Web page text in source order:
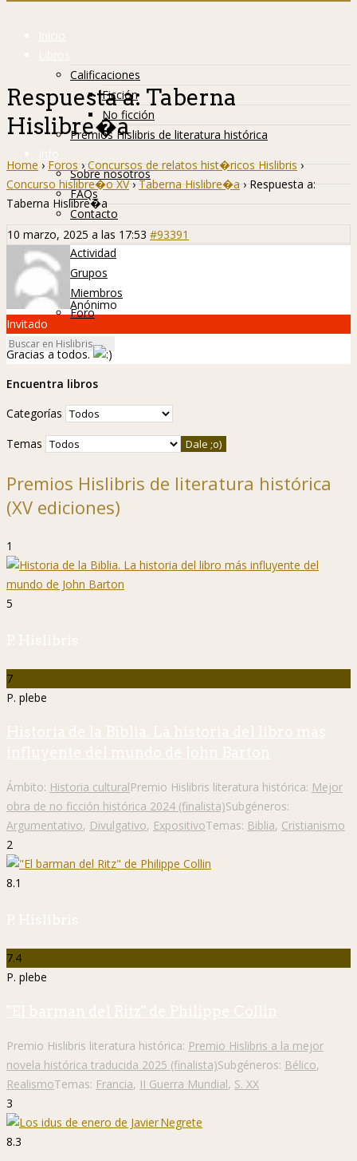
Inicio
Libros
Calificaciones
Ficción
No ficción
Premios Hislibris de literatura histórica
Info
Sobre nosotros
FAQs
Contacto
Hislibreños
Actividad
Grupos
Miembros
Foro
Respuesta a: Taberna
Hislibre�a
Home › Foros › Concursos de relatos hist�ricos Hislibris ›
Concurso hislibre�o XV › Taberna Hislibre�a › Respuesta a:
Taberna Hislibre�a
10 marzo, 2025 a las 17:53 #93391
Anónimo
Invitado
Gracias a todos.
Encuentra libros
Categorías
Temas
Premios Hislibris de literatura histórica
(XV ediciones)
1
5
P. Hislibris
7
P. plebe
Historia de la Biblia. La historia del libro más
influyente del mundo de John Barton
Ámbito: Historia culturalPremio Hislibris literatura histórica: Mejor
obra de no ficción histórica 2024 (finalista)Subgéneros:
Argumentativo, Divulgativo, ExpositivoTemas: Biblia, Cristianismo
2
8.1
P. Hislibris
7.4
P. plebe
"El barman del Ritz" de Philippe Collin
Premio Hislibris literatura histórica: Premio Hislibris a la mejor
novela histórica traducida 2025 (finalista)Subgéneros: Bélico,
RealismoTemas: Francia, II Guerra Mundial, S. XX
3
8.3